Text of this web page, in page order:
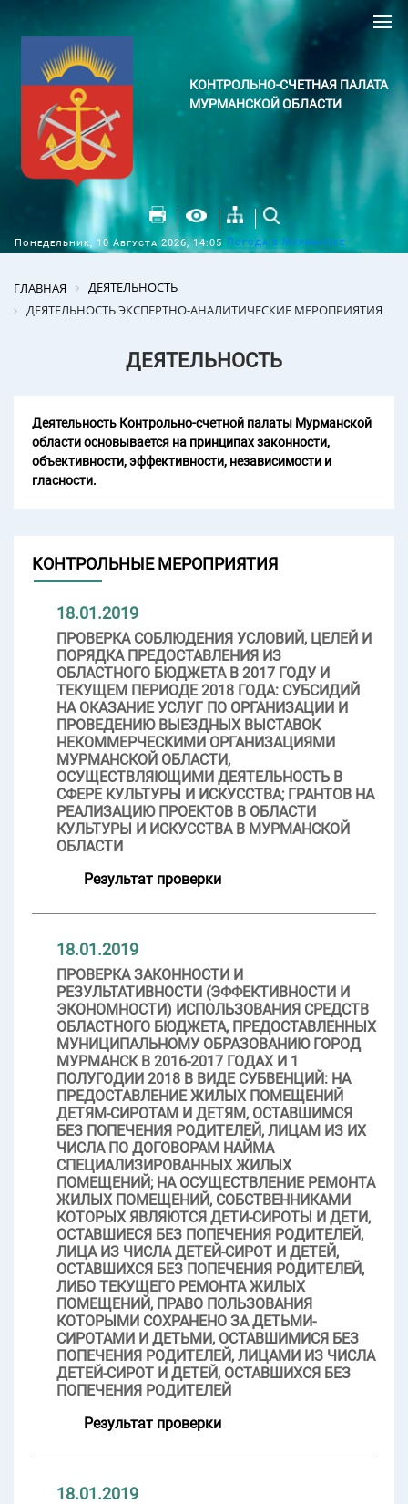
КОНТРОЛЬНО-СЧЕТНАЯ ПАЛАТА
МУРМАНСКОЙ ОБЛАСТИ
Понедельник, 10 Августа 2026, 14:05 Погода в Мурманске
ГЛАВНАЯ
ДЕЯТЕЛЬНОСТЬ
ДЕЯТЕЛЬНОСТЬ ЭКСПЕРТНО-АНАЛИТИЧЕСКИЕ МЕРОПРИЯТИЯ
ДЕЯТЕЛЬНОСТЬ
Деятельность Контрольно-счетной палаты Мурманской
области основывается на принципах законности,
объективности, эффективности, независимости и
гласности.
КОНТРОЛЬНЫЕ МЕРОПРИЯТИЯ
18.01.2019
ПРОВЕРКА СОБЛЮДЕНИЯ УСЛОВИЙ, ЦЕЛЕЙ И
ПОРЯДКА ПРЕДОСТАВЛЕНИЯ ИЗ
ОБЛАСТНОГО БЮДЖЕТА В 2017 ГОДУ И
ТЕКУЩЕМ ПЕРИОДЕ 2018 ГОДА: СУБСИДИЙ
НА ОКАЗАНИЕ УСЛУГ ПО ОРГАНИЗАЦИИ И
ПРОВЕДЕНИЮ ВЫЕЗДНЫХ ВЫСТАВОК
НЕКОММЕРЧЕСКИМИ ОРГАНИЗАЦИЯМИ
МУРМАНСКОЙ ОБЛАСТИ,
ОСУЩЕСТВЛЯЮЩИМИ ДЕЯТЕЛЬНОСТЬ В
СФЕРЕ КУЛЬТУРЫ И ИСКУССТВА; ГРАНТОВ НА
РЕАЛИЗАЦИЮ ПРОЕКТОВ В ОБЛАСТИ
КУЛЬТУРЫ И ИСКУССТВА В МУРМАНСКОЙ
ОБЛАСТИ
Результат проверки
18.01.2019
ПРОВЕРКА ЗАКОННОСТИ И
РЕЗУЛЬТАТИВНОСТИ (ЭФФЕКТИВНОСТИ И
ЭКОНОМНОСТИ) ИСПОЛЬЗОВАНИЯ СРЕДСТВ
ОБЛАСТНОГО БЮДЖЕТА, ПРЕДОСТАВЛЕННЫХ
МУНИЦИПАЛЬНОМУ ОБРАЗОВАНИЮ ГОРОД
МУРМАНСК В 2016-2017 ГОДАХ И 1
ПОЛУГОДИИ 2018 В ВИДЕ СУБВЕНЦИЙ: НА
ПРЕДОСТАВЛЕНИЕ ЖИЛЫХ ПОМЕЩЕНИЙ
ДЕТЯМ-СИРОТАМ И ДЕТЯМ, ОСТАВШИМСЯ
БЕЗ ПОПЕЧЕНИЯ РОДИТЕЛЕЙ, ЛИЦАМ ИЗ ИХ
ЧИСЛА ПО ДОГОВОРАМ НАЙМА
СПЕЦИАЛИЗИРОВАННЫХ ЖИЛЫХ
ПОМЕЩЕНИЙ; НА ОСУЩЕСТВЛЕНИЕ РЕМОНТА
ЖИЛЫХ ПОМЕЩЕНИЙ, СОБСТВЕННИКАМИ
КОТОРЫХ ЯВЛЯЮТСЯ ДЕТИ-СИРОТЫ И ДЕТИ,
ОСТАВШИЕСЯ БЕЗ ПОПЕЧЕНИЯ РОДИТЕЛЕЙ,
ЛИЦА ИЗ ЧИСЛА ДЕТЕЙ-СИРОТ И ДЕТЕЙ,
ОСТАВШИХСЯ БЕЗ ПОПЕЧЕНИЯ РОДИТЕЛЕЙ,
ЛИБО ТЕКУЩЕГО РЕМОНТА ЖИЛЫХ
ПОМЕЩЕНИЙ, ПРАВО ПОЛЬЗОВАНИЯ
КОТОРЫМИ СОХРАНЕНО ЗА ДЕТЬМИ-
СИРОТАМИ И ДЕТЬМИ, ОСТАВШИМИСЯ БЕЗ
ПОПЕЧЕНИЯ РОДИТЕЛЕЙ, ЛИЦАМИ ИЗ ЧИСЛА
ДЕТЕЙ-СИРОТ И ДЕТЕЙ, ОСТАВШИХСЯ БЕЗ
ПОПЕЧЕНИЯ РОДИТЕЛЕЙ
Результат проверки
18.01.2019